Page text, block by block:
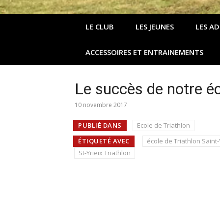
LE CLUB LES JEUNES LES
ACCESSOIRES ET ENTRAINEMENTS
Le succès de notre
10 novembre 2017
PUBLIÉ DANS
Ecole de Triathlon
ÉTIQUETÉ AVEC
école de Triathlon
St-Yrieix Triathlon